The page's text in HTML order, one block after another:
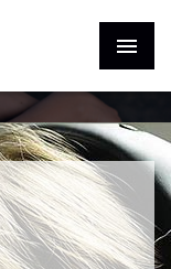
ANTJE THIELE
STIMME
SCHAUSPIEL
KONTAKT